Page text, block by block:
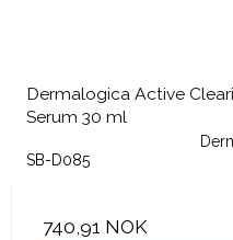
Dermalogica Active
Serum 30 ml
SB-D085
740,91 NOK